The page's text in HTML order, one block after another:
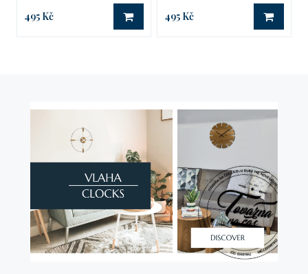
495 Kč DO KOŠÍKU
495 Kč DO